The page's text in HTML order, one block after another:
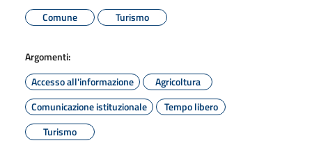
Comune
Turismo
Argomenti:
Accesso all'informazione
Agricoltura
Comunicazione istituzionale
Tempo libero
Turismo